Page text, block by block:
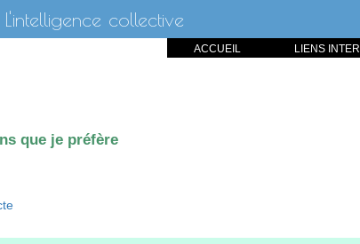
L'intelligence collective
LIENS
ACCUEIL
que je préfère